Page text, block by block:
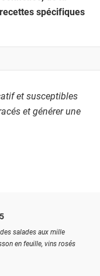
spécifiques
et susceptibles
et générer une
salades aux mille
en feuille, vins rosés